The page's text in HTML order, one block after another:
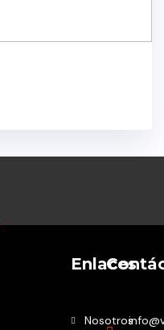
Enlaces
Nosotros